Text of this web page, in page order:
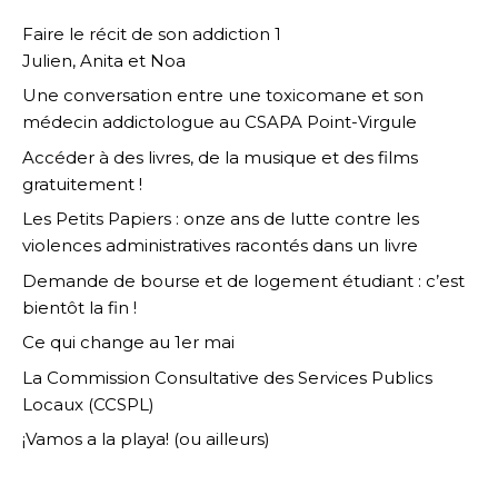
Faire le récit de son addiction 1
Julien, Anita et Noa
Une conversation entre une toxicomane et son
médecin addictologue au CSAPA Point-Virgule
Accéder à des livres, de la musique et des films
gratuitement !
Les Petits Papiers : onze ans de lutte contre les
violences administratives racontés dans un livre
Demande de bourse et de logement étudiant : c’est
bientôt la fin !
Ce qui change au 1er mai
La Commission Consultative des Services Publics
Locaux (CCSPL)
¡Vamos a la playa! (ou ailleurs)